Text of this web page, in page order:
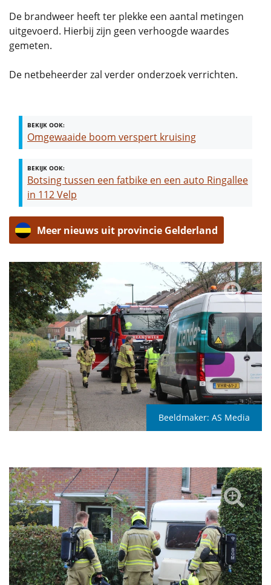
De brandweer heeft ter plekke een aantal metingen
uitgevoerd. Hierbij zijn geen verhoogde waardes
gemeten.
De netbeheerder zal verder onderzoek verrichten.
BEKIJK OOK:
Omgewaaide boom verspert kruising
BEKIJK OOK:
Botsing tussen een fatbike en een auto Ringallee
in 112 Velp
Meer nieuws uit provincie Gelderland
Beeldmaker: AS Media